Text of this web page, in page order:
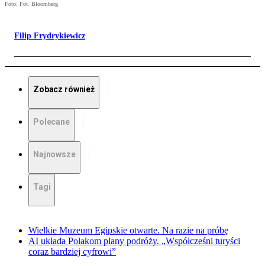
Foto: Fot. Bloomberg
Filip Frydrykiewicz
Zobacz również
Polecane
Najnowsze
Tagi
Wielkie Muzeum Egipskie otwarte. Na razie na próbę
AI układa Polakom plany podróży. „Współcześni turyści
coraz bardziej cyfrowi”